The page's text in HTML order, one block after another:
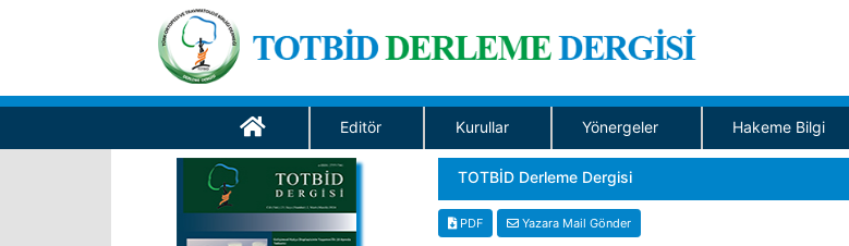
Editör Kurullar Yönergeler Hakeme Bilgi
TOTBİD Derleme Dergisi
PDF Yazara Mail Gönder